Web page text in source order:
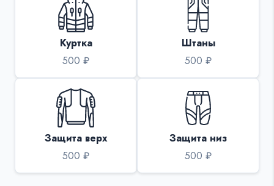
Куртка
500 ₽
Штаны
500 ₽
Защита верх
500 ₽
Защита низ
500 ₽